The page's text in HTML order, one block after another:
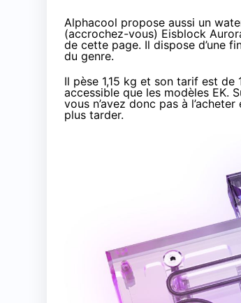
Alphacool propose aussi un
(accrochez-vous) Eisblock
de cette page. Il dispose d’une
du genre.
Il pèse 1,15 kg et son tarif est de
accessible que les modèles EK.
vous n’avez donc pas à
plus tarder.